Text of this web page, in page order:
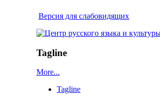
Версия для слабовидящих
Tagline
More...
Tagline